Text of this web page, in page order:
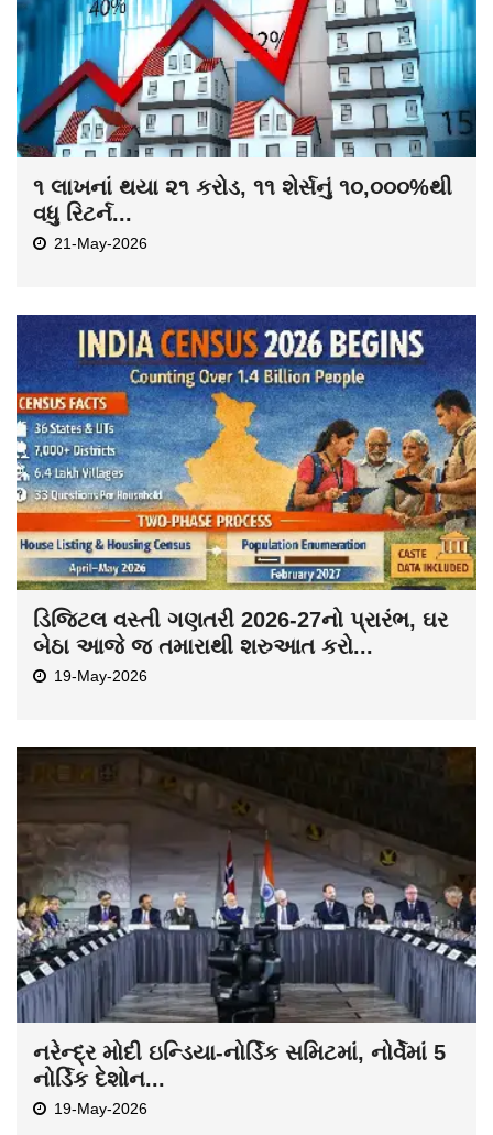
૧ લાખનાં થયા ૨૧ કરોડ, ૧૧ શેર્સનું ૧૦,૦૦૦%થી
વધુ રિટર્ન...
21-May-2026
ડિજિટલ વસ્તી ગણતરી 2026-27નો પ્રારંભ, ઘર
બેઠા આજે જ તમારાથી શરુઆત કરો...
19-May-2026
નરેન્દ્ર મોદી ઇન્ડિયા-નોર્ડિક સમિટમાં, નોર્વેમાં 5
નોર્ડિક દેશોન...
19-May-2026